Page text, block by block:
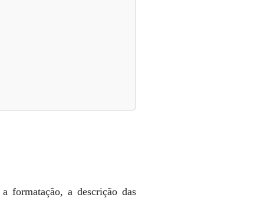
formatação, a descrição das